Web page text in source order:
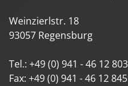
Weinzierlstr. 18
93057 Regensburg
Tel.: +49 (0) 941 - 46 12 803
Fax: +49 (0) 941 - 46 12 845